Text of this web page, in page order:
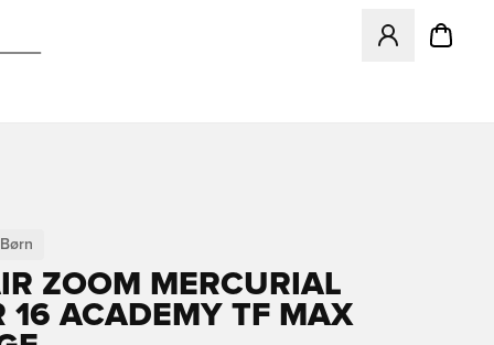
Åbner en
Børn
ZOOM MERCURIAL
16 ACADEMY TF MAX